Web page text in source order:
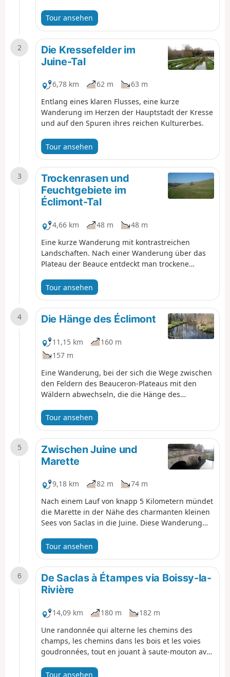
Après Méréville, le parcours est forestier puis à
travers des villages-rues.
Tour ansehen
2
Die Kressefelder im
Juine-Tal
6,78 km 62 m
63 m
Entlang eines klaren Flusses, eine kurze
Wanderung im Herzen der Hauptstadt der Kresse
und auf den Spuren ihres reichen Kulturerbes.
Tour ansehen
3
Trockenrasen und
Feuchtgebiete im
Éclimont-Tal
4,66 km 48 m
48 m
Eine kurze Wanderung mit kontrastreichen
Landschaften. Nach einer Wanderung über das
Plateau der Beauce entdeckt man trockene
Anschließend durchquert man das Tal des
Éclimont mit seinen Feuchtgebieten.
Tour ansehen
4 Die Hänge des Éclimont
11,15 km
160 m
157 m
Eine Wanderung, bei der sich die Wege zwischen
den Feldern des Beauceron-Plateaus mit den
Wäldern abwechseln, die die Hänge des
Tour ansehen
5
Zwischen Juine und
Marette
9,18 km 82 m
74 m
Nach einem Lauf von knapp 5 Kilometern mündet
die Marette in der Nähe des charmanten kleinen
Sees von Saclas in die Juine. Diese Wanderung
Flüsse und über das sie überragende Ackerland.
Tour ansehen
6
De Saclas à Étampes via Boissy-la-
Rivière
14,09 km 180 m
182 m
Une randonnée qui alterne les chemins des
champs, les chemins dans les bois et les voies
goudronnées, tout en jouant à saute-mouton avec
romane, un château, un vieux pont et quelques
Tour ansehen